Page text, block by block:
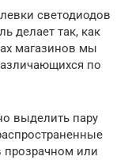
светодиодов
делает так, как
магазинов мы
по
выделить пару
или